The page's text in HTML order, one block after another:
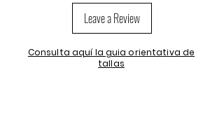
Leave a Review
Consulta aquí la guia orientativa de
tallas